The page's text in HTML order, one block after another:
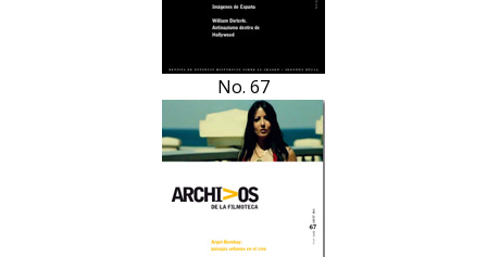
No. 67